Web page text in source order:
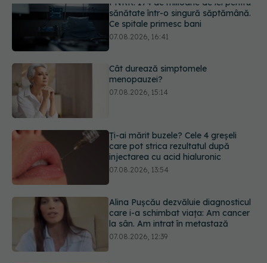
Cât durează simptomele
menopauzei?
Ți-ai mărit buzele? Cele 4 greșeli
care pot strica rezultatul după
Alina Pușcău dezvăluie diagnosticul
care i-a schimbat viața: Am cancer
la sân. Am intrat în metastază
Greșeala care îți crește tensiunea
arterială. Nu este doar sarea din
solniță